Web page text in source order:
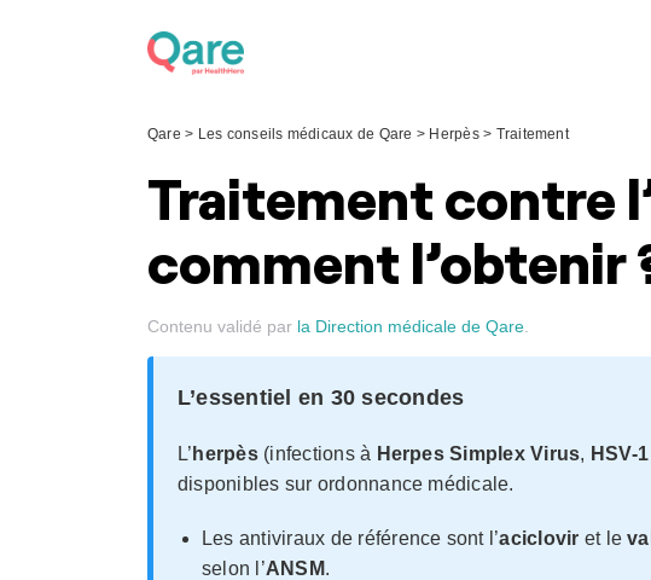
Qare > Les conseils médicaux de Qare > Herpès> Traitement
Traitement contre
comment l’obtenir
Contenu validé par la Direction médicale de Qare.
L’essentiel en 30 secondes
L’ herpès(infections à Herpes Simplex Virus, HSV-1
disponibles sur ordonnance médicale.
Les antiviraux de référence sont l’aciclovir et le
selon l’ANSM.